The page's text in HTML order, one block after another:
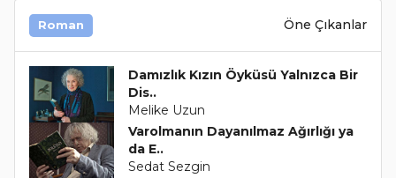
Roman Öne Çıkanlar
Damızlık Kızın Öyküsü Yalnızca Bir
Dis..
Melike Uzun
Varolmanın Dayanılmaz Ağırlığı ya
da E..
Sedat Sezgin